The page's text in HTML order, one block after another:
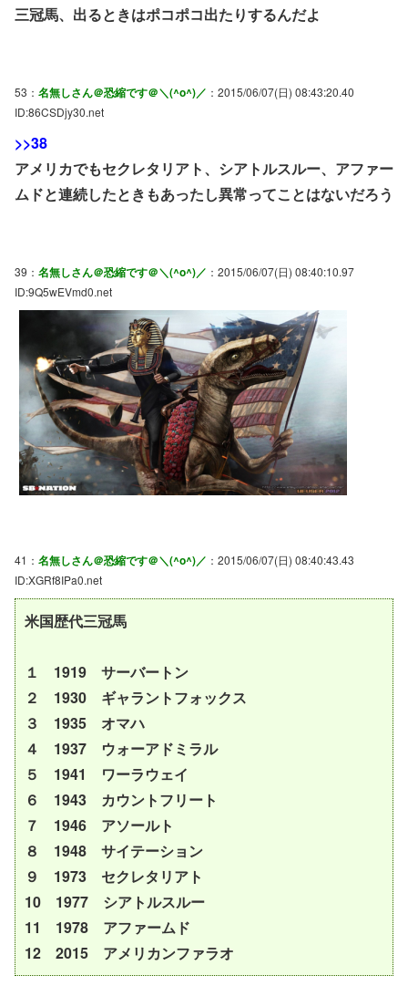
三冠馬、出るときはポコポコ出たりするんだよ
53： 名無しさん＠恐縮です＠＼(^o^)／ ：2015/06/07(日) 08:43:20.40
ID:86CSDjy30.net
>>38
アメリカでもセクレタリアト、シアトルスルー、アファー
ムドと連続したときもあったし異常ってことはないだろう
39： 名無しさん＠恐縮です＠＼(^o^)／ ：2015/06/07(日) 08:40:10.97
ID:9Q5wEVmd0.net
41： 名無しさん＠恐縮です＠＼(^o^)／ ：2015/06/07(日) 08:40:43.43
ID:XGRf8IPa0.net
米国歴代三冠馬
１ 1919 サーバートン
２ 1930 ギャラントフォックス
３ 1935 オマハ
４ 1937 ウォーアドミラル
５ 1941 ワーラウェイ
６ 1943 カウントフリート
７ 1946 アソールト
８ 1948 サイテーション
９ 1973 セクレタリアト
10 1977 シアトルスルー
11 1978 アファームド
12 2015 アメリカンファラオ